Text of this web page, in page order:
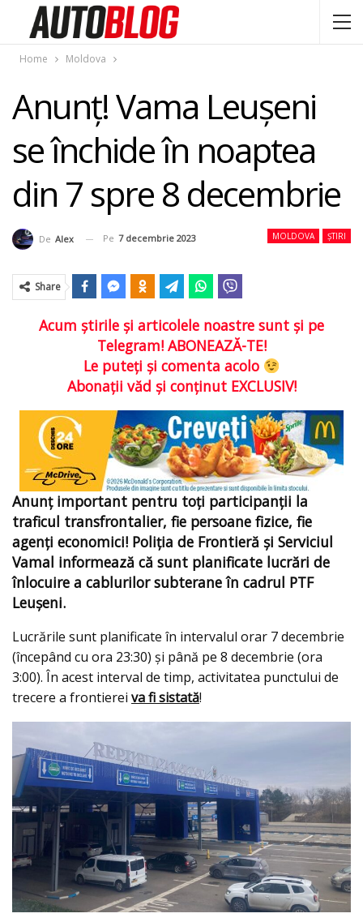
Home Moldova
Anunț! Vama Leușeni
se închide în noaptea
din 7 spre 8 decembrie
MOLDOVA ȘTIRI
De Alex Pe 7 decembrie 2023
Share
Acum ştirile şi articolele noastre sunt şi pe
Telegram! ABONEAZĂ-TE!
Le puteţi şi comenta acolo
Abonaţii văd şi conţinut EXCLUSIV!
Anunț important pentru toți participanții la
traficul transfrontalier, fie persoane fizice, fie
agenți economici! Poliția de Frontieră și Serviciul
Vamal informează că sunt planificate lucrări de
înlocuire a cablurilor subterane în cadrul PTF
Leușeni.
Lucrările sunt planificate în intervalul orar 7 decembrie
(începând cu ora 23:30) și până pe 8 decembrie (ora
3:00). În acest interval de timp, activitatea punctului de
trecere a frontierei va fi sistată!